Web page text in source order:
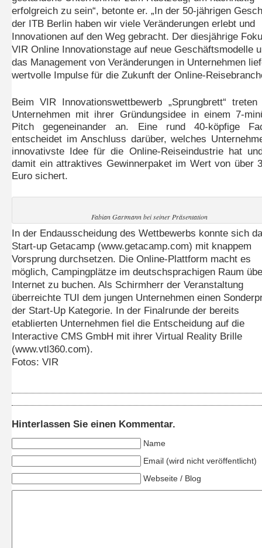
erfolgreich zu sein“, betonte er. „In der 50-jährigen
der ITB Berlin haben wir viele Veränderungen erlebt und
Innovationen auf den Weg gebracht. Der diesjährige
VIR Online Innovationstage auf neue Geschäftsmodelle
das Management von Veränderungen in Unternehmen
wertvolle Impulse für die Zukunft der Online-
Beim VIR Innovationswettbewerb „Sprungbrett“ treten
Unternehmen mit ihrer Gründungsidee in einem 7-
Pitch gegeneinander an. Eine rund 40-köpfige
entscheidet im Anschluss darüber, welches
innovativste Idee für die Online-Reiseindustrie hat
damit ein attraktives Gewinnerpaket im Wert von über
Euro sichert.
Fabian Gartmann bei seiner Präsentation
In der Endausscheidung des Wettbewerbs konnte sich
Start-up Getacamp (www.getacamp.com) mit knappem
Vorsprung durchsetzen. Die Online-Plattform macht es
möglich, Campingplätze im deutschsprachigen Raum
Internet zu buchen. Als Schirmherr der Veranstaltung
überreichte TUI dem jungen Unternehmen einen
der Start-Up Kategorie. In der Finalrunde der bereits
etablierten Unternehmen fiel die Entscheidung auf die
Interactive CMS GmbH mit ihrer Virtual Reality Brille
(www.vtl360.com).
Fotos: VIR
Hinterlassen Sie einen Kommentar.
Name
Email (wird nicht veröffentlicht)
Webseite / Blog